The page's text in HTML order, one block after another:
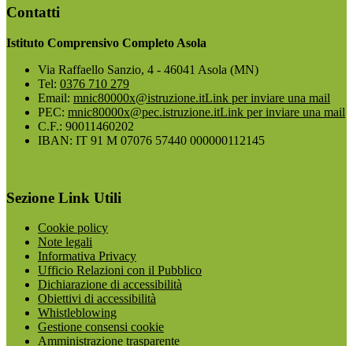
Contatti
Istituto Comprensivo Completo Asola
Via Raffaello Sanzio, 4 - 46041 Asola (MN)
Tel: 0376 710 279
Email: mnic80000x@istruzione.itLink per inviare una mail
PEC: mnic80000x@pec.istruzione.itLink per inviare una mail
C.F.: 90011460202
IBAN: IT 91 M 07076 57440 000000112145
Sezione Link Utili
Cookie policy
Note legali
Informativa Privacy
Ufficio Relazioni con il Pubblico
Dichiarazione di accessibilità
Obiettivi di accessibilità
Whistleblowing
Gestione consensi cookie
Amministrazione trasparente